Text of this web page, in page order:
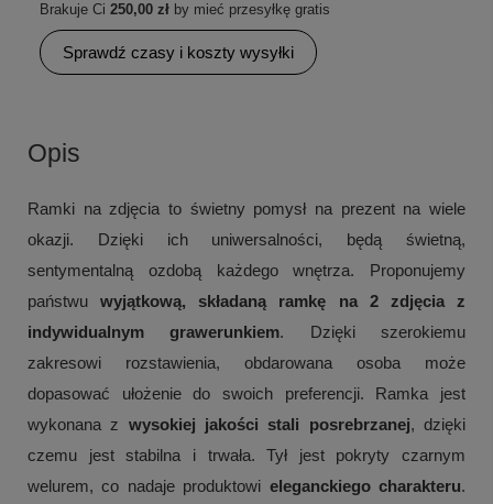
Brakuje Ci 250,00 zł by mieć przesyłkę gratis
Sprawdź czasy i koszty wysyłki
Opis
Ramki na zdjęcia to świetny pomysł na prezent na wiele
okazji. Dzięki ich uniwersalności, będą świetną,
sentymentalną ozdobą każdego wnętrza. Proponujemy
państwuwyjątkową, składaną ramkę na 2 zdjęcia z
indywidualnym grawerunkiem. Dzięki szerokiemu
zakresowi rozstawienia, obdarowana osoba może
dopasować ułożenie do swoich preferencji. Ramka jest
wykonana z wysokiej jakości stali posrebrzanej, dzięki
czemu jest stabilna i trwała. Tył jest pokryty czarnym
welurem, co nadaje produktowi eleganckiego charakteru.